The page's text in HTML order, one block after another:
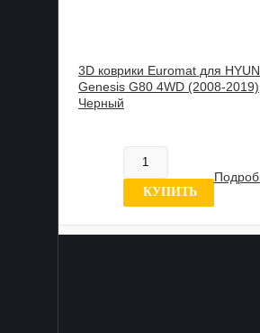
3D коврики Euromat для
Genesis G80 4WD (2008-
Черный
Нет в наличии
7 отзывов
КУПИТЬ